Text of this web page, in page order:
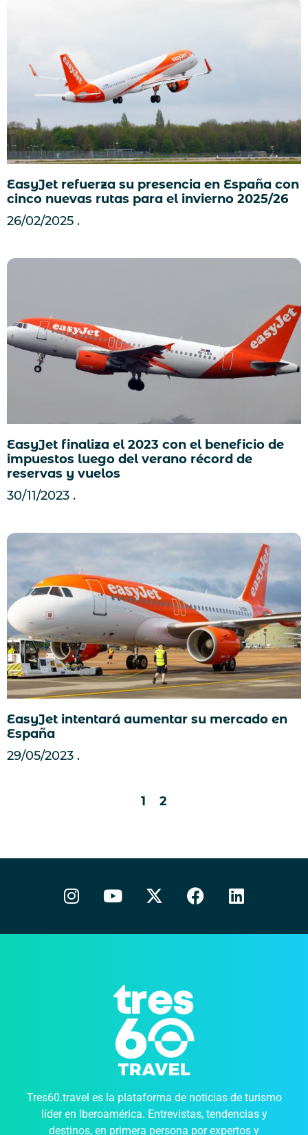
EasyJet refuerza su presencia en España con
cinco nuevas rutas para el invierno 2025/26
26/02/2025
EasyJet finaliza el 2023 con el beneficio de
impuestos luego del verano récord de
reservas y vuelos
30/11/2023
EasyJet intentará aumentar su mercado en
España
29/05/2023
1 2
Tres60.travel es la plataforma de noticias de turismo
líder en Iberoamérica. Entrevistas, tendencias y
destinos, en primera persona por expertos y